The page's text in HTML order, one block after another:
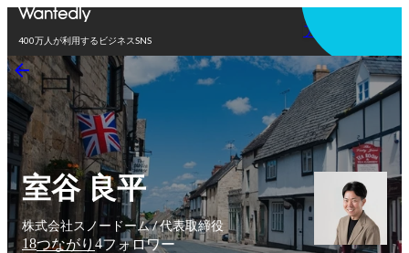
400万人が利用するビジネスSNS
アプリを使う
室谷 良平
株式会社スノードーム / 代表取締役
18つながり 4フォロワー